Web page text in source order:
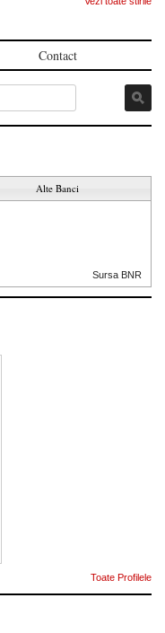
Contact
Alte Banci
Sursa BNR
Toate Profilele